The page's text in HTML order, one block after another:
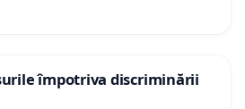
împotriva discriminării